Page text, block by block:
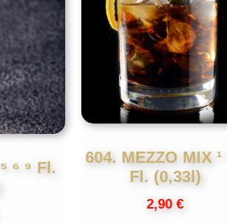
⁶ ⁹ Fl.
604. MEZZO MIX ¹
Fl. (0,33l)
2,90€